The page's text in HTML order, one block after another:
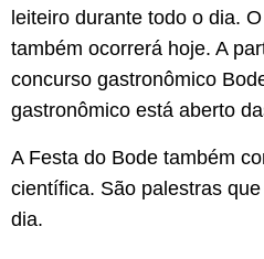
leiteiro durante todo o dia.
também ocorrerá hoje. A
concurso gastronômico
gastronômico está aberto
A Festa do Bode também
científica. São palestras
dia.